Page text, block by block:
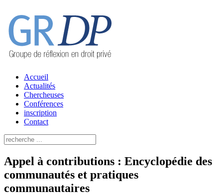
Accueil
Actualités
Chercheuses
Conférences
inscription
Contact
Appel à contributions : Encyclopédie des
communautés et pratiques
communautaires